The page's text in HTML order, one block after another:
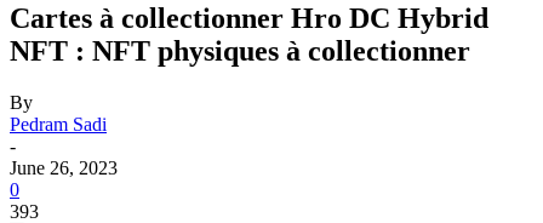
Cartes à collectionner Hro DC Hybrid
NFT : NFT physiques à collectionner
By
Pedram Sadi
-
June 26, 2023
0
393